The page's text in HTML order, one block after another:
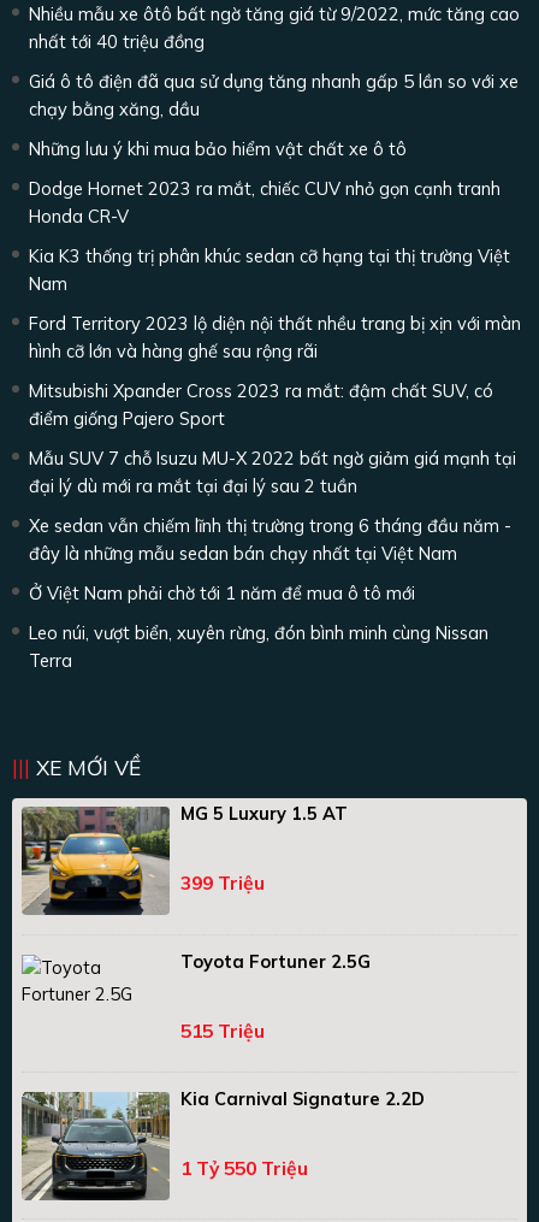
Nhiều mẫu xe ôtô bất ngờ tăng giá từ 9/2022, mức tăng cao
nhất tới 40 triệu đồng
Giá ô tô điện đã qua sử dụng tăng nhanh gấp 5 lần so với xe
chạy bằng xăng, dầu
Những lưu ý khi mua bảo hiểm vật chất xe ô tô
Dodge Hornet 2023 ra mắt, chiếc CUV nhỏ gọn cạnh tranh
Honda CR-V
Kia K3 thống trị phân khúc sedan cỡ hạng tại thị trường Việt
Nam
Ford Territory 2023 lộ diện nội thất nhều trang bị xịn với màn
hình cỡ lớn và hàng ghế sau rộng rãi
Mitsubishi Xpander Cross 2023 ra mắt: đậm chất SUV, có
điểm giống Pajero Sport
Mẫu SUV 7 chỗ Isuzu MU-X 2022 bất ngờ giảm giá mạnh tại
đại lý dù mới ra mắt tại đại lý sau 2 tuần
Xe sedan vẫn chiếm lĩnh thị trường trong 6 tháng đầu năm -
đây là những mẫu sedan bán chạy nhất tại Việt Nam
Ở Việt Nam phải chờ tới 1 năm để mua ô tô mới
Leo núi, vượt biển, xuyên rừng, đón bình minh cùng Nissan
Terra
XE MỚI VỀ
MG 5 Luxury 1.5 AT
399 Triệu
Toyota Fortuner 2.5G
515 Triệu
Kia Carnival Signature 2.2D
1 Tỷ 550 Triệu